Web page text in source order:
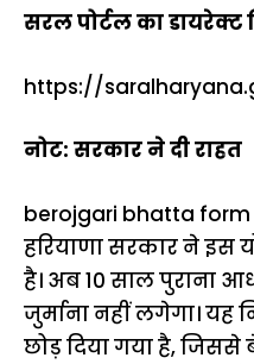
सरल पोर्टल का
https://
नोट: सरकार ने दी राहत
berojgari bhatta form
हरियाणा सरकार ने इस
है। अब 10 साल पुराना
जुर्माना नहीं लगेगा। यह
छोड़ दिया गया है,